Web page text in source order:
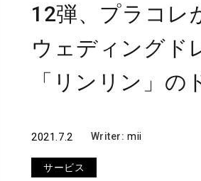
12弾、プラコレ
ウェディングド
「リンリン」の
2021.7.2 Writer:mii
サービス